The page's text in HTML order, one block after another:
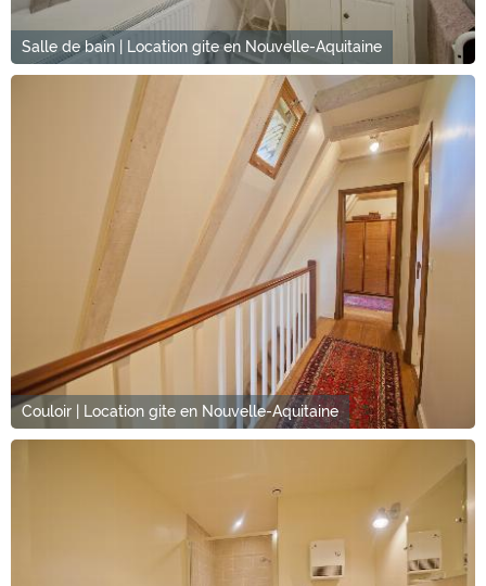
Salle de bain | Location gite en Nouvelle-Aquitaine
Couloir | Location gite en Nouvelle-Aquitaine